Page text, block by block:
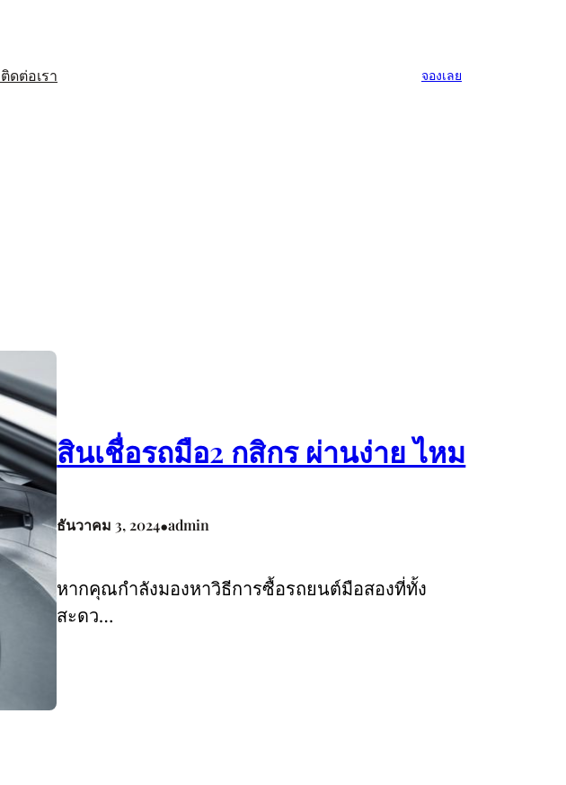
ติดต่อเรา จองเลย
สินเชื่อรถมือ2 กสิกร ผ่านง่าย ไหม
ธันวาคม 3, 2024•admin
หากคุณกำลังมองหาวิธีการซื้อรถยนต์มือสองที่ทั้ง
สะดว…